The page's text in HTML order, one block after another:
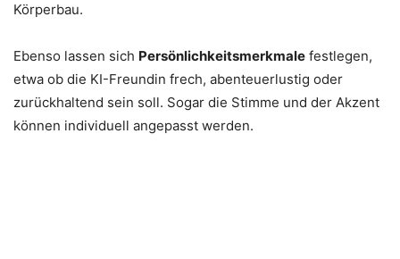
Körperbau.
Ebenso lassen sich Persönlichkeitsmerkmale festlegen,
etwa ob die KI-Freundin frech, abenteuerlustig oder
zurückhaltend sein soll. Sogar die Stimme und der Akzent
können individuell angepasst werden.